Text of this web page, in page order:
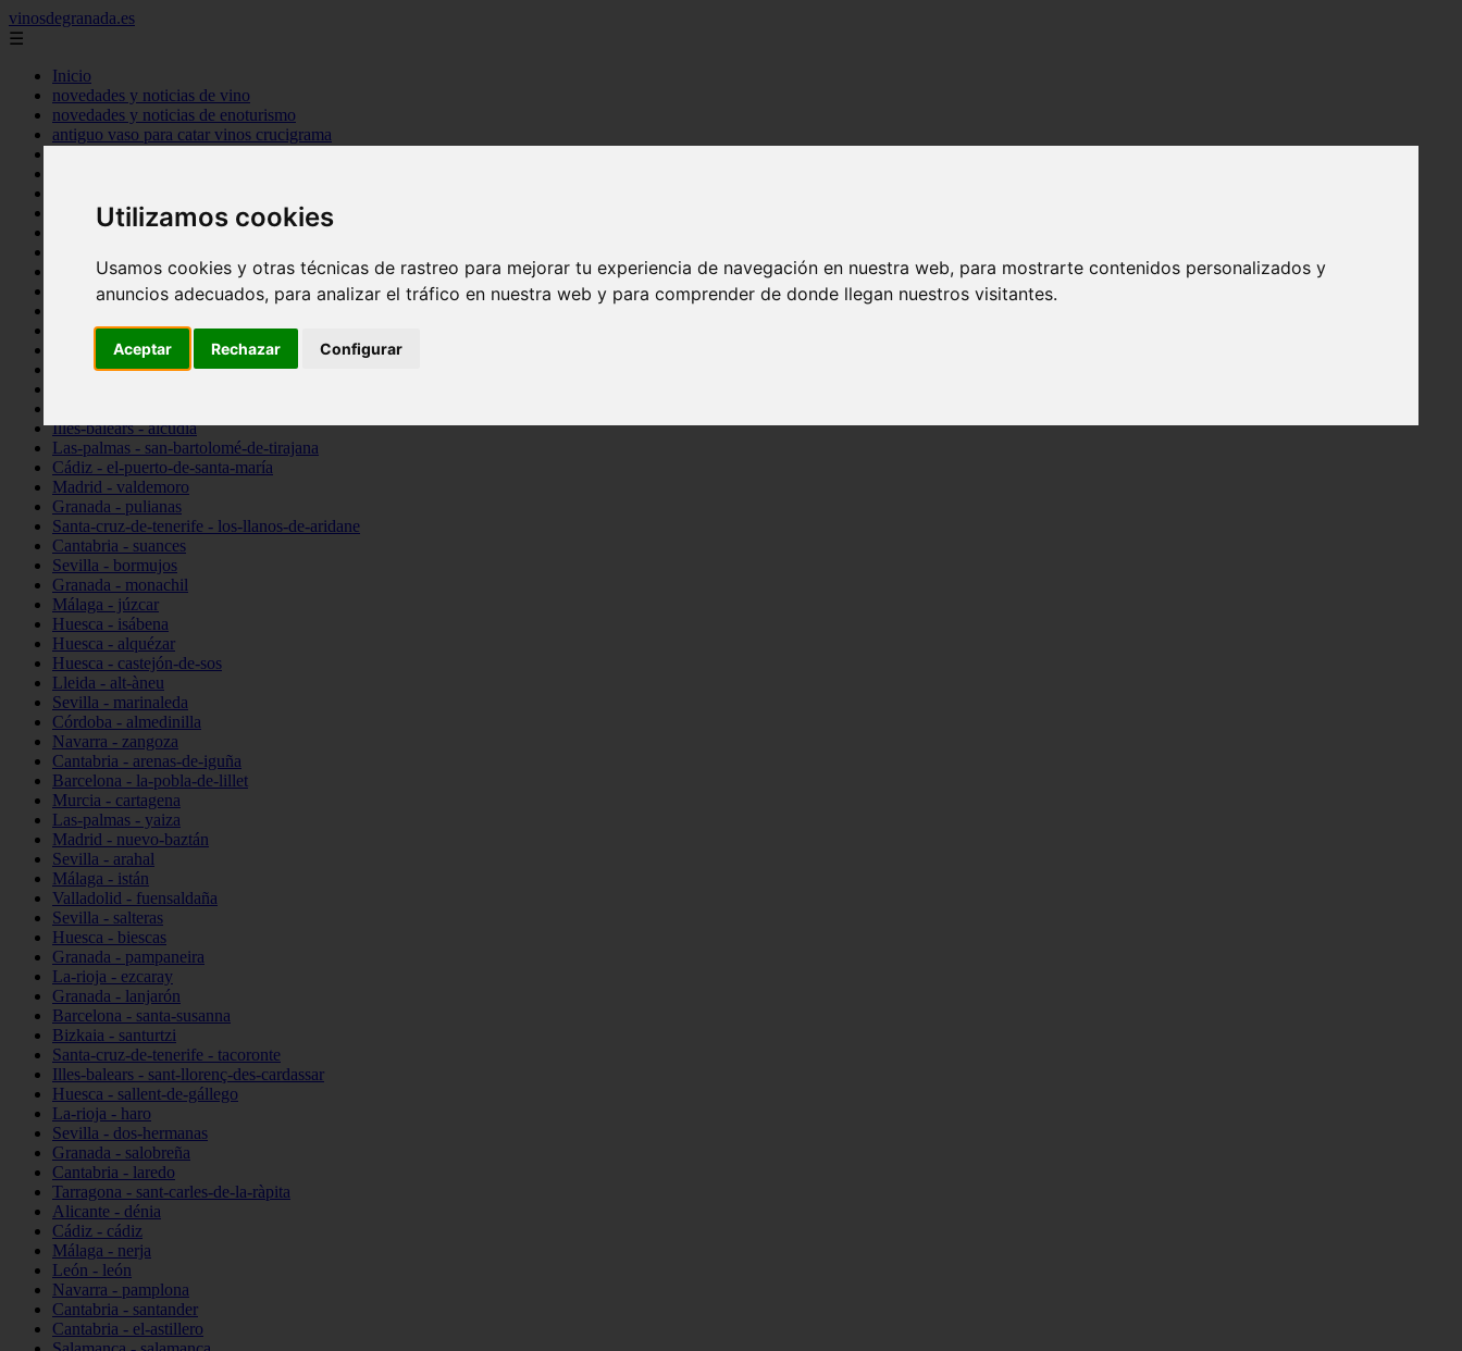
Utilizamos cookies
Usamos cookies y otras técnicas de rastreo para mejorar tu experiencia de navegación en nuestra web, para mostrarte contenidos personalizados y
anuncios adecuados, para analizar el tráfico en nuestra web y para comprender de donde llegan nuestros visitantes.
Aceptar Rechazar Configurar
vinosdegranada.es
☰
Inicio
novedades y noticias de vino
novedades y noticias de enoturismo
antiguo vaso para catar vinos crucigrama
Sevilla - sevilla
Barcelona - barcelona
Santa-cruz-de-tenerife - guía-de-isora
La-rioja - casalarreina
Almería - roquetas-de-mar
Illes-balears - alcúdia
Las-palmas - san-bartolomé-de-tirajana
Cádiz - el-puerto-de-santa-maría
Madrid - valdemoro
Granada - pulianas
Santa-cruz-de-tenerife - los-llanos-de-aridane
Cantabria - suances
Sevilla - bormujos
Granada - monachil
Málaga - júzcar
Huesca - isábena
Huesca - alquézar
Huesca - castejón-de-sos
Lleida - alt-àneu
Sevilla - marinaleda
Córdoba - almedinilla
Navarra - zangoza
Cantabria - arenas-de-iguña
Barcelona - la-pobla-de-lillet
Murcia - cartagena
Las-palmas - yaiza
Madrid - nuevo-baztán
Sevilla - arahal
Málaga - istán
Valladolid - fuensaldaña
Sevilla - salteras
Huesca - biescas
Granada - pampaneira
La-rioja - ezcaray
Granada - lanjarón
Barcelona - santa-susanna
Bizkaia - santurtzi
Santa-cruz-de-tenerife - tacoronte
Illes-balears - sant-llorenç-des-cardassar
Huesca - sallent-de-gállego
La-rioja - haro
Sevilla - dos-hermanas
Granada - salobreña
Cantabria - laredo
Tarragona - sant-carles-de-la-ràpita
Alicante - dénia
Cádiz - cádiz
Málaga - nerja
León - león
Navarra - pamplona
Cantabria - santander
Cantabria - el-astillero